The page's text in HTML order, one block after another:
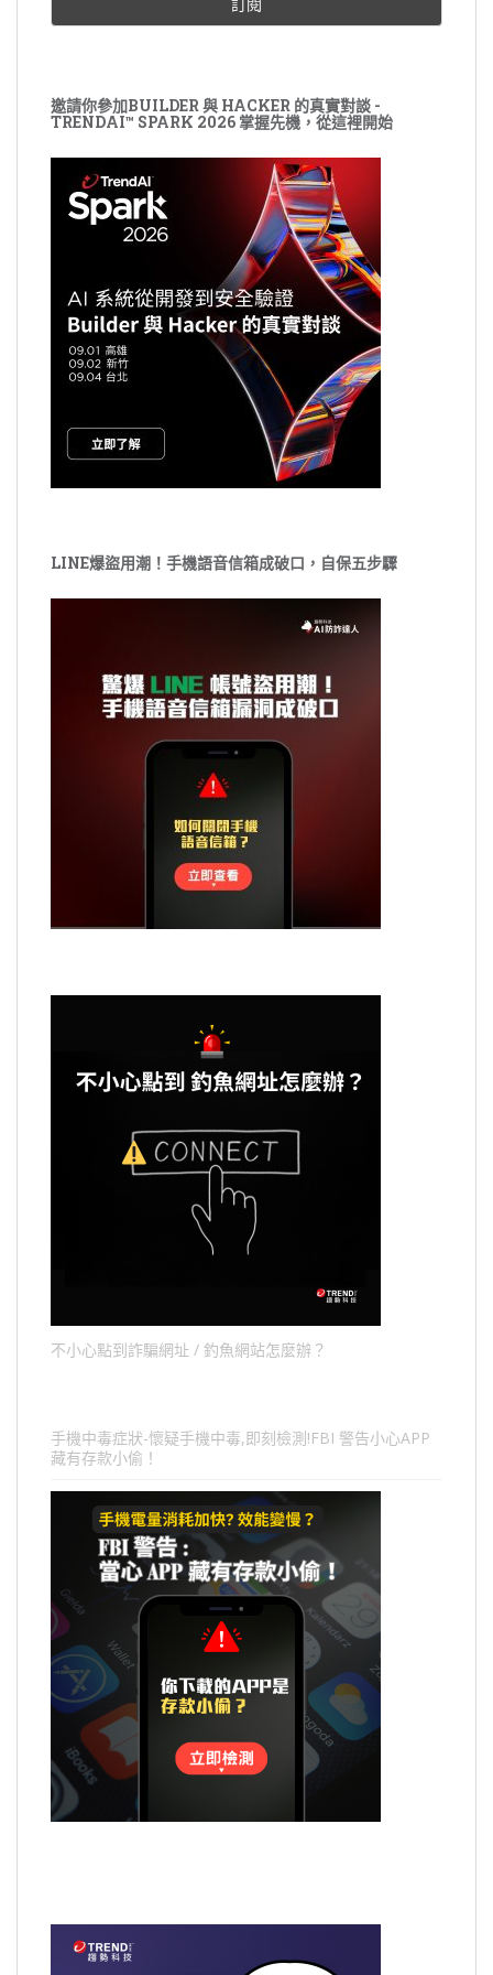
邀請你參加BUILDER 與 HACKER 的真實對談 -
TRENDAI™ SPARK 2026 掌握先機，從這裡開始
LINE爆盜用潮！手機語音信箱成破口，自保五步驟
不小心點到詐騙網址 / 釣魚網站怎麼辦？
手機中毒症狀-懷疑手機中毒,即刻檢測!FBI 警告小心APP
藏有存款小偷！